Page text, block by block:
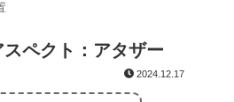
ペクト：アタザー
2024.12.17